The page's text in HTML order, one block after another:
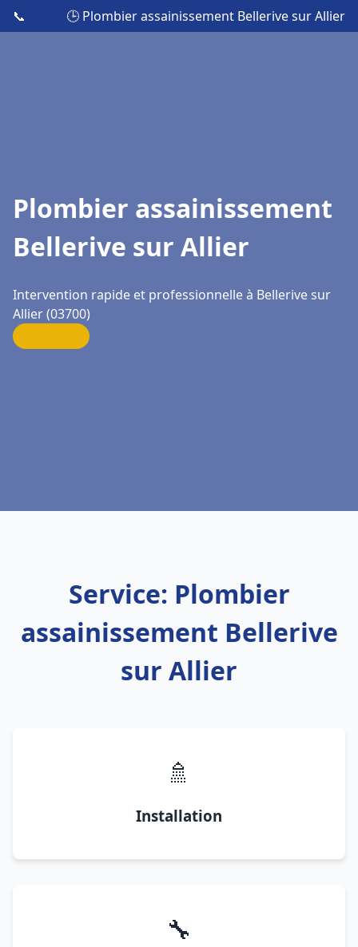
📞 🕒 Plombier assainissement Bellerive sur Allier
Plombier assainissement
Bellerive sur Allier
Intervention rapide et professionnelle à Bellerive sur
Allier (03700)
Service: Plombier
assainissement Bellerive
sur Allier
🚿
Installation
🔧